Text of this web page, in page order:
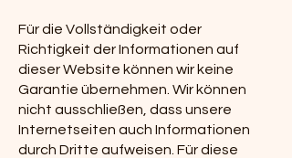
Für die Vollständigkeit oder
Richtigkeit der Informationen auf
dieser Website können wir keine
Garantie übernehmen. Wir können
nicht ausschließen, dass unsere
Internetseiten auch Informationen
durch Dritte aufweisen. Für diese